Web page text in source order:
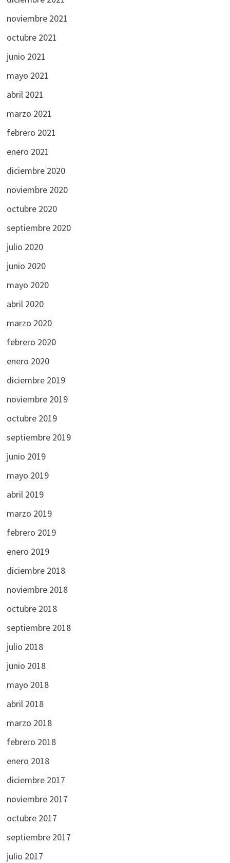
noviembre 2021
octubre 2021
junio 2021
mayo 2021
abril 2021
marzo 2021
febrero 2021
enero 2021
diciembre 2020
noviembre 2020
octubre 2020
septiembre 2020
julio 2020
junio 2020
mayo 2020
abril 2020
marzo 2020
febrero 2020
enero 2020
diciembre 2019
noviembre 2019
octubre 2019
septiembre 2019
junio 2019
mayo 2019
abril 2019
marzo 2019
febrero 2019
enero 2019
diciembre 2018
noviembre 2018
octubre 2018
septiembre 2018
julio 2018
junio 2018
mayo 2018
abril 2018
marzo 2018
febrero 2018
enero 2018
diciembre 2017
noviembre 2017
octubre 2017
septiembre 2017
julio 2017